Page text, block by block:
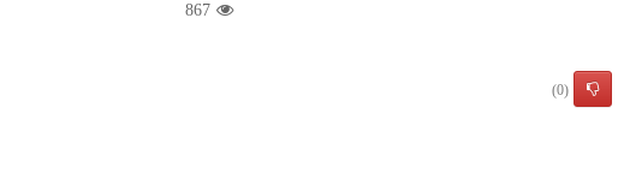
867
(0)